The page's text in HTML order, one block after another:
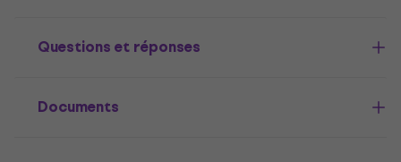
Questions et réponses
Documents